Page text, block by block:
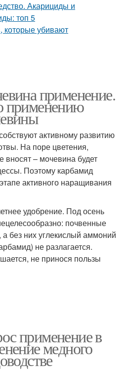
применение.
применению
активному развитию
На поре цветения,
– мочевина будет
Поэтому карбамид
активного наращивания
удобрение. Под осень
почвенные
без них углекислый аммоний
не разлагается.
не принося пользы
применение в
медного